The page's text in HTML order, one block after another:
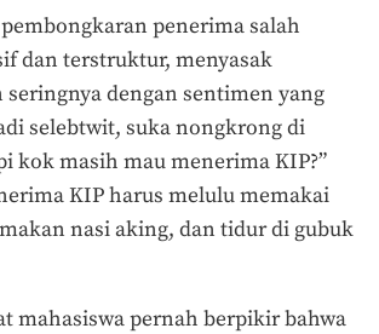
penerima salah
dan terstruktur, menyasak
seringnya dengan sentimen yang
selebtwit, suka nongkrong di
kok masih mau menerima KIP?”
KIP harus melulu memakai
nasi aking, dan tidur di gubuk
mahasiswa pernah berpikir bahwa